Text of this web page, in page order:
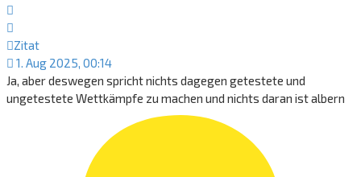
Zitat
1. Aug 2025, 00:14
Ja, aber deswegen spricht nichts dagegen getestete und
ungetestete Wettkämpfe zu machen und nichts daran ist albern